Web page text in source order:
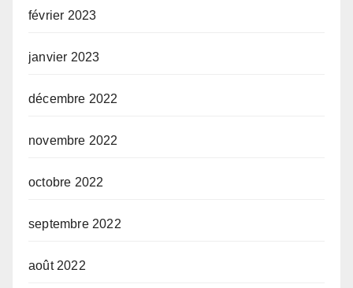
février 2023
janvier 2023
décembre 2022
novembre 2022
octobre 2022
septembre 2022
août 2022